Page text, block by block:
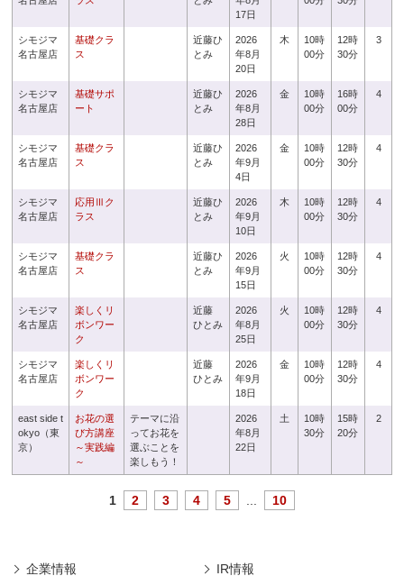
17日
シモジマ
名古屋店
基礎クラ
ス
近藤ひ
とみ
2026
年8月
20日
木
10時
00分
12時
30分
3
シモジマ
名古屋店
基礎サポ
ート
近藤ひ
とみ
2026
年8月
28日
金
10時
00分
16時
00分
4
シモジマ
名古屋店
基礎クラ
ス
近藤ひ
とみ
2026
年9月
4日
金
10時
00分
12時
30分
4
シモジマ
名古屋店
応用Ⅲク
ラス
近藤ひ
とみ
2026
年9月
10日
木
10時
00分
12時
30分
4
シモジマ
名古屋店
基礎クラ
ス
近藤ひ
とみ
2026
年9月
15日
火
10時
00分
12時
30分
4
シモジマ
名古屋店
楽しくリ
ボンワー
ク
近藤
ひとみ
2026
年8月
25日
火
10時
00分
12時
30分
4
シモジマ
名古屋店
楽しくリ
ボンワー
ク
近藤
ひとみ
2026
年9月
18日
金
10時
00分
12時
30分
4
east side t
okyo（東
京）
お花の選
び方講座
～実践編
～
テーマに沿
ってお花を
選ぶことを
楽しもう！
2026
年8月
22日
土
10時
30分
15時
20分
2
1 2 3 4 5 10
企業情報 IR情報